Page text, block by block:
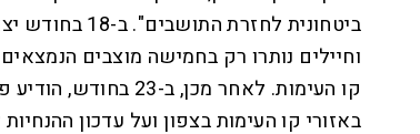
ביטחונית לחזרת
וחיילים נותרו רק בחמישה מוצבים הנמצאים
קו העימות. לאחר מכן,
באזורי קו העימות בצפון ועל עדכון